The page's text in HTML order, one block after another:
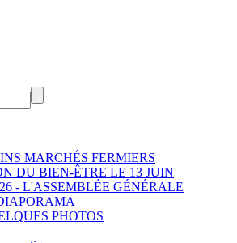
MARCHÉS FERMIERS
DU BIEN-ÊTRE LE 13 JUIN
- L'ASSEMBLÉE GÉNÉRALE
PHOTOS